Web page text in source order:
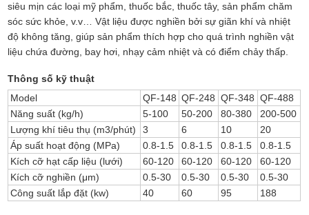
siêu mịn các loại mỹ phẩm, thuốc bắc, thuốc tây, sản phẩm chăm
sóc sức khỏe, v.v… Vật liệu được nghiền bởi sự giãn khí và nhiệt
độ không tăng, giúp sản phẩm thích hợp cho quá trình nghiền vật
liệu chứa đường, bay hơi, nhạy cảm nhiệt và có điểm chảy thấp.
Thông số kỹ thuật
Model
QF-148 QF-248 QF-348 QF-488
Năng suất (kg/h)
5-100 50-200 80-380
200-500
Lượng khí tiêu thụ (m3/phút)
3 6 10
20
Áp suất hoạt động (MPa)
0.8-1.5 0.8-1.5 0.8-1.5
0.8-1.5
Kích cỡ hạt cấp liệu (lưới)
60-120 60-120 60-120
60-120
Kích cỡ nghiền (μm)
0.5-30 0.5-30 0.5-30
0.5-30
Công suất lắp đặt (kw)
40 60 95 188